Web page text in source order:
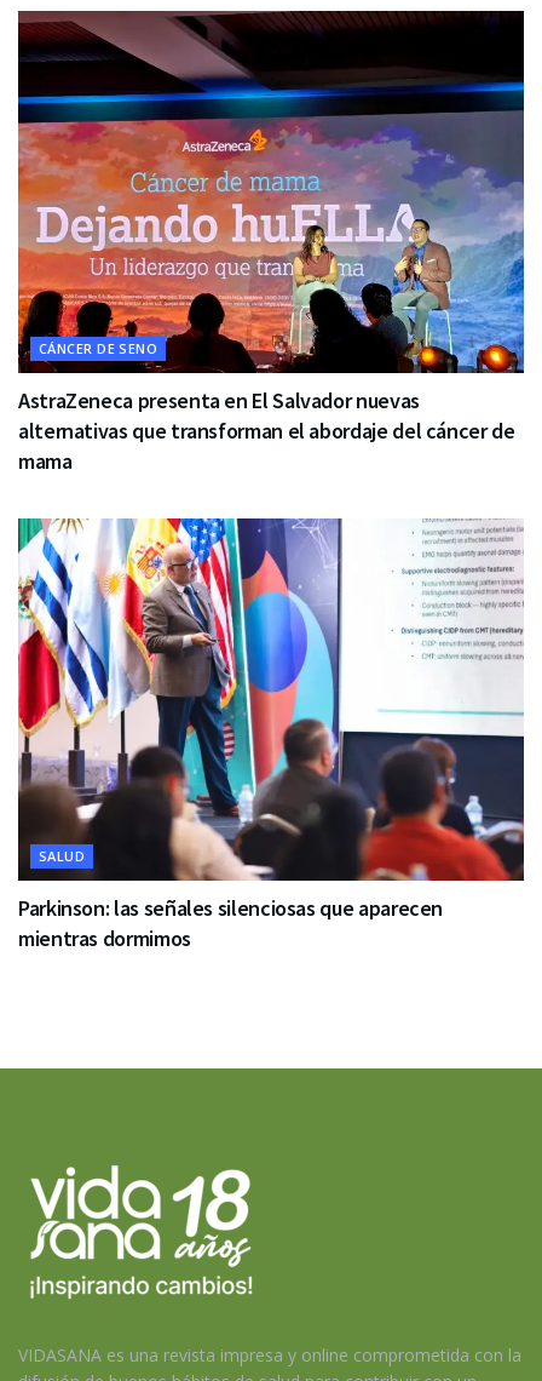
CÁNCER DE SENO
AstraZeneca presenta en El Salvador nuevas
alternativas que transforman el abordaje del cáncer de
mama
SALUD
Parkinson: las señales silenciosas que aparecen
mientras dormimos
VIDASANA es una revista impresa y online comprometida con la